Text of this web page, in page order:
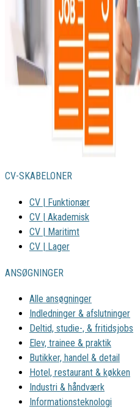
CV-SKABELONER
CV | Funktionær
CV | Akademisk
CV | Maritimt
CV | Lager
ANSØGNINGER
Alle ansøgninger
Indledninger & afslutninger
Deltid, studie-, & fritidsjobs
Elev, trainee & praktik
Butikker, handel & detail
Hotel, restaurant & køkken
Industri & håndværk
Informationsteknologi